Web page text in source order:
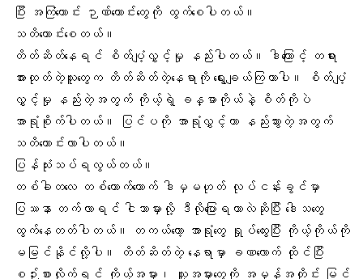
ပြီး အကြံကောင်း ဉာဏ်ကောင်းတွေကို ထွက်စေပါတယ်။
သတိကောင်းစေတယ်။
တိတ်ဆိတ်နေရင် စိတ်ပျံ့လွှင့်မှု နည်းပါတယ်။ ဒါကြောင့် တရား
အားထုတ်တဲ့သူတွေက တိတ်ဆိတ်တဲ့နေရာကို ရွေးချယ်ကြတာပါ။ စိတ်ပျံ့
လွှင့်မှု နည်းတဲ့အတွက် ကိုယ့်ရဲ့ ခန္ဓာကိုယ်နဲ့ စိတ်ကိုပဲ
အာရုံစိုက်ပါတယ်။ ပြင်ပကို အာရုံလွှင့်တာ နည်းသွားတဲ့အတွက်
သတိကောင်းလာပါတယ်။
ပြန်သုံးသပ်ရလွယ်တယ်။
တစ်ခါတလေ တစ်ယောက်ယောက် ဒါမှမဟုတ် လုပ်ငန်းခွင်မှာ
ပြဿနာ တက်လာရင် ငါဘာမှားလို့ ဒီလိုပြောရတာလဲဆိုပြီး ဒေါသတွေ
ထွက်နေတတ်ပါတယ်။ တကယ်တော့ အာရုံတွေ ရှုပ်ထွေးပြီး ကိုယ့်ကိုယ်ကို
မမြင်နိုင်လို့ပါ။ တိတ်ဆိတ်တဲ့ နေရာမှာ ခဏလောက် ထိုင်ပြီး
စဉ်းစားလိုက်ရင် ကိုယ့်အမှား၊ သူ့အမှားတွေကို အမှန်အတိုင်း မြင်